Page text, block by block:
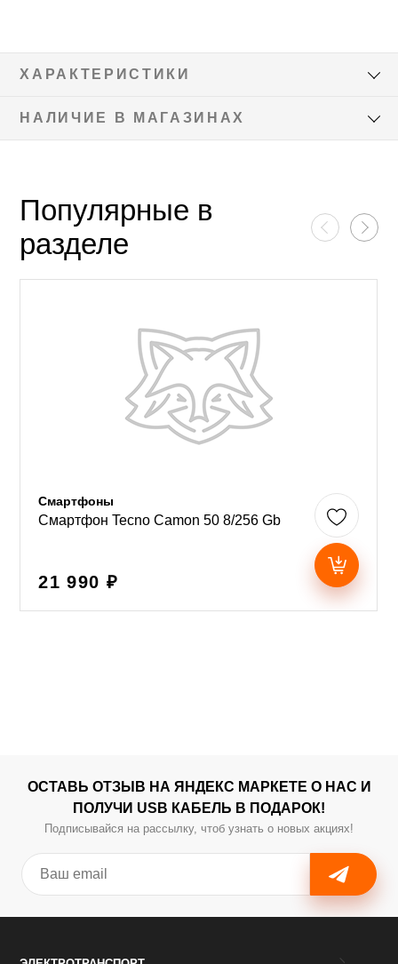
ХАРАКТЕРИСТИКИ
НАЛИЧИЕ В МАГАЗИНАХ
Популярные в
разделе
Смартфоны
Смартфон Tecno Camon 50 8/256 Gb
21 990 ₽
ОСТАВЬ ОТЗЫВ НА ЯНДЕКС МАРКЕТЕ О НАС И
ПОЛУЧИ USB КАБЕЛЬ В ПОДАРОК!
Подписывайся на рассылку, чтоб узнать о новых акциях!